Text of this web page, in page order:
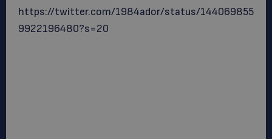
https://twitter.com/1984ador/status/144069855
9922196480?s=20